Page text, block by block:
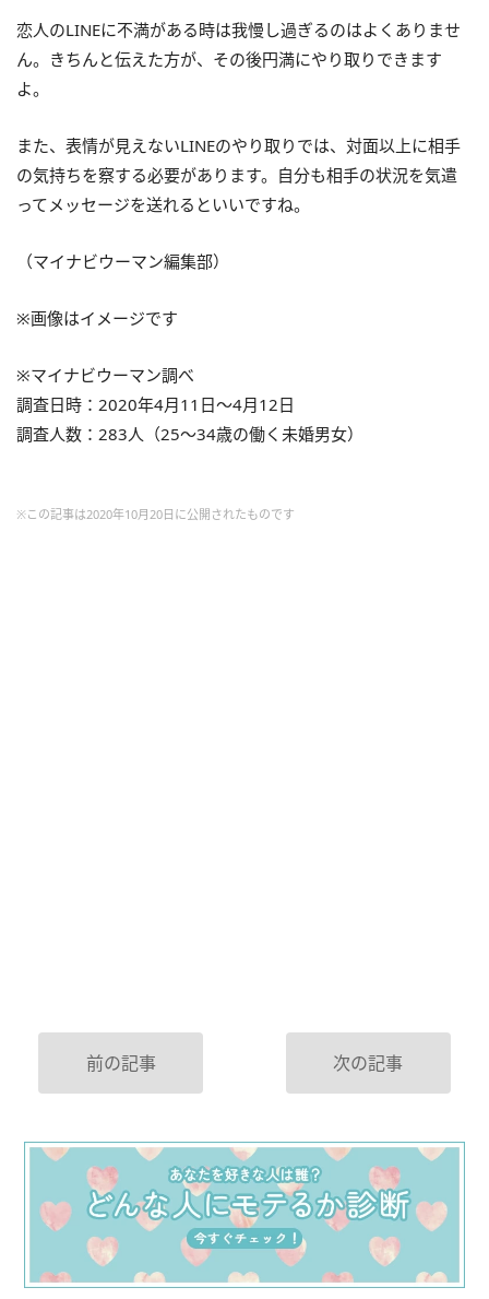
恋人のLINEに不満がある時は我慢し過ぎるのはよくありませ
ん。きちんと伝えた方が、その後円満にやり取りできます
よ。
また、表情が見えないLINEのやり取りでは、対面以上に相手
の気持ちを察する必要があります。自分も相手の状況を気遣
ってメッセージを送れるといいですね。
（マイナビウーマン編集部）
※画像はイメージです
※マイナビウーマン調べ
調査日時：2020年4月11日～4月12日
調査人数：283人（25～34歳の働く未婚男女）
※この記事は2020年10月20日に公開されたものです
前の記事 次の記事